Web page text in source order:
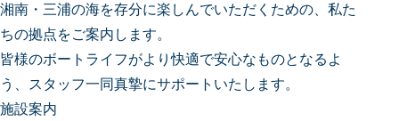
湘南・三浦の海を存分に楽しんでいただくための、私た
ちの拠点をご案内します。
皆様のボートライフがより快適で安心なものとなるよ
う、
スタッフ一同真摯にサポートいたします。
施設案内